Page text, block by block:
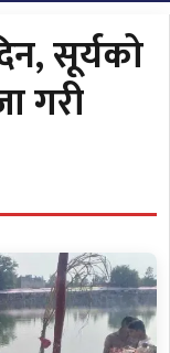
सूर्यको
गरी